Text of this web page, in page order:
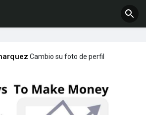
Cambio su foto de perfil